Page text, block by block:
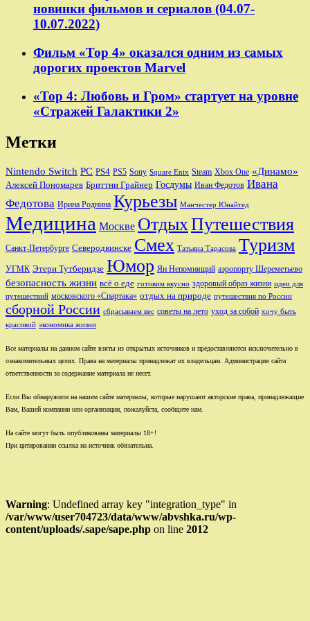
новинки фильмов и сериалов (04.07-
10.07.2022)
Фильм «Тор 4» оказался одним из самых
дорогих проектов Marvel
«Тор 4: Любовь и Гром» стартует на уровне
«Стражей Галактики 2»
Метки
Nintendo Switch PC PS4 PS5 Sony Square Enix Steam Xbox One «Динамо»
Алексей Пономарев Бриттни Грайнер Госдумы Иван Федотов Ивана
Федотова Ирина Роднина Курьезы Манчестер Юнайтед
Медицина Москве ОтдыхПутешествия
Санкт-Петербурге Северодвинске Смех Татьяна Тарасова Туризм
УГМК Этери Тутберидзе Юмор Ян Непомнящий аэропорту Шереметьево
безопасность жизни всё о еде готовим вкусно здоровый образ жизни идеи для
путешествий московского «Спартака» отдых на природе путешествия по России
сборной России сбрасываем вес советы на лето уход за собой хочу быть
красивой экономика жизни
Все материалы на данном сайте взяты из открытых источников и предоставляются исключительно в
ознакомительных целях. Права на материалы принадлежат их владельцам. Администрация сайта
ответственности за содержание материала не несет.
Если Вы обнаружили на нашем сайте материалы, которые нарушают авторские права, принадлежащие
Вам, Вашей компании или организации, пожалуйста, сообщите нам.
На сайте могут быть опубликованы материалы 18+!
При цитировании ссылка на источник обязательна.
Warning: Undefined array key "integration_type" in
/var/www/user704723/data/www/abvshka.ru/wp-
content/uploads/.sape/sape.php on line 2012